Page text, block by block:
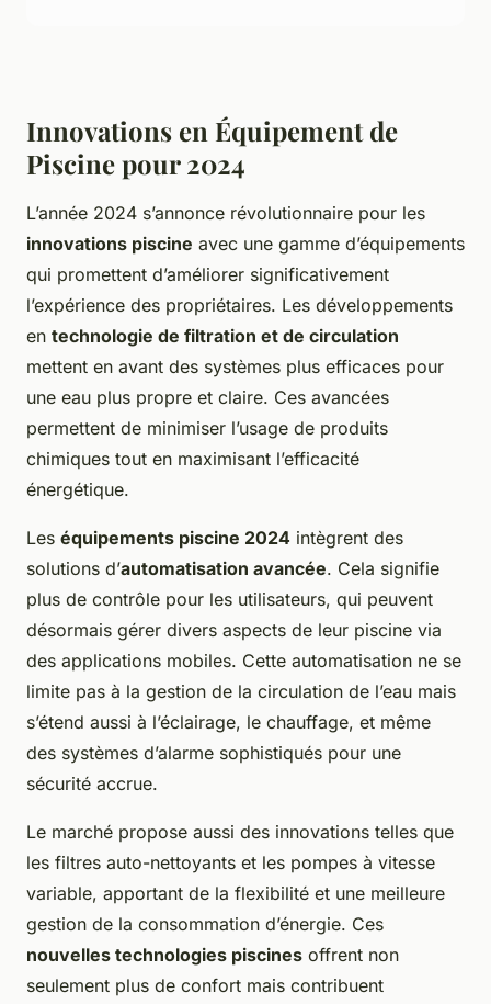
Innovations en Équipement de
Piscine pour 2024
L’année 2024 s’annonce révolutionnaire pour les
innovations piscine avec une gamme d’équipements
qui promettent d’améliorer significativement
l’expérience des propriétaires. Les développements
en technologie de filtration et de circulation
mettent en avant des systèmes plus efficaces pour
une eau plus propre et claire. Ces avancées
permettent de minimiser l’usage de produits
chimiques tout en maximisant l’efficacité
énergétique.
Les équipements piscine 2024 intègrent des
solutions d’automatisation avancée. Cela signifie
plus de contrôle pour les utilisateurs, qui peuvent
désormais gérer divers aspects de leur piscine via
des applications mobiles. Cette automatisation ne se
limite pas à la gestion de la circulation de l’eau mais
s’étend aussi à l’éclairage, le chauffage, et même
des systèmes d’alarme sophistiqués pour une
sécurité accrue.
Le marché propose aussi des innovations telles que
les filtres auto-nettoyants et les pompes à vitesse
variable, apportant de la flexibilité et une meilleure
gestion de la consommation d’énergie. Ces
nouvelles technologies piscines offrent non
seulement plus de confort mais contribuent